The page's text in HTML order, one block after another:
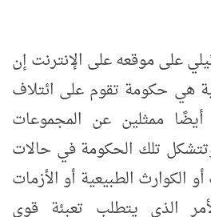
على موقعه على الإنترنت إن
هي حكومة تقوم على ائتلاف
ممثلين عن المجموعات
وتتشكل تلك الحكومة في حالات
الكوارث الطبيعية أو الأزمات
الذي يتطلب تعبئة قوى